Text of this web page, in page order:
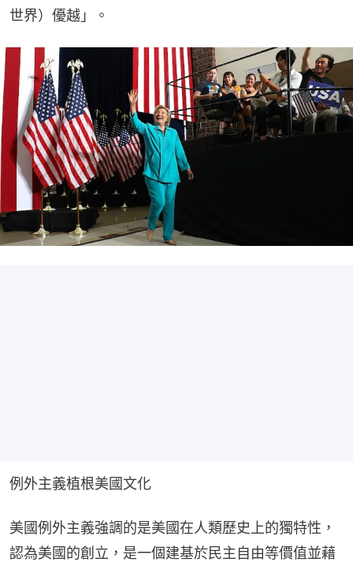
世界）優越」。
例外主義植根美國文化
美國例外主義強調的是美國在人類歷史上的獨特性，
認為美國的創立，是一個建基於民主自由等價值並藉